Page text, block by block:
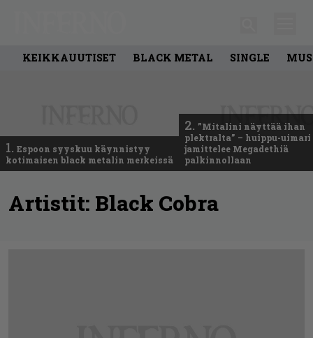
KEIKKAUUTISET BLACK METAL SINGLE
1. Espoon syyskuu käynnistyy
kotimaisen black metalin merkeissä
2. ”Mitalini näyttää ihan
plektralta” – huippu-uimari
jamittelee Megadethiä
palkinnollaan
Artistit: Black Cobra